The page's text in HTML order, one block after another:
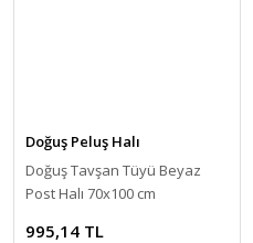
Doğuş Peluş Halı
Doğuş Tavşan Tüyü Beyaz
Post Halı 70x100 cm
995,14 TL